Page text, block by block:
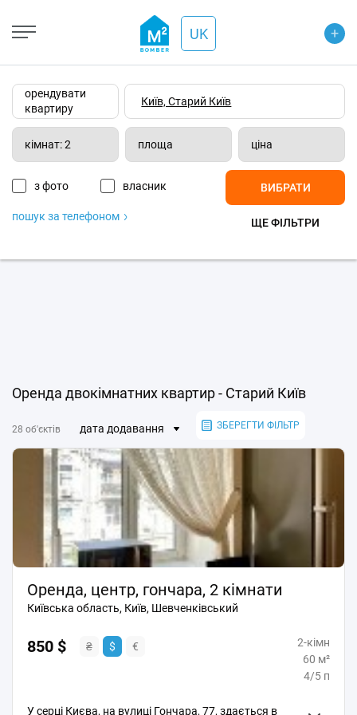
UK +
орендувати
квартиру
кімнат: 2 площа ціна
з фото власник
пошук за телефоном ЩЕ ФІЛЬТРИ
ВИБРАТИ
Оренда двокімнатних квартир - Старий Київ
28 об'єктів дата додавання ЗБЕРЕГТИ ФІЛЬТР
Оренда, центр, гончара, 2 кімнати
Київська область, Київ, Шевченківський
850 $ ₴ $ €
2-кімн
60 м²
4/5 п
У серці Києва, на вулиці Гончара, 77, здається в
Open Street
Wiki-карта
Супутник
Транспорт
+
−